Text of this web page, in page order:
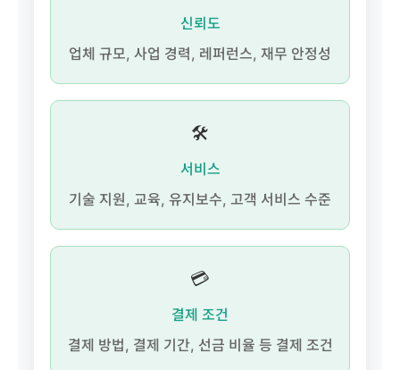
신뢰도
업체 규모, 사업 경력, 레퍼런스, 재무 안정성
🛠️
서비스
기술 지원, 교육, 유지보수, 고객 서비스 수준
💳
결제 조건
결제 방법, 결제 기간, 선금 비율 등 결제 조건